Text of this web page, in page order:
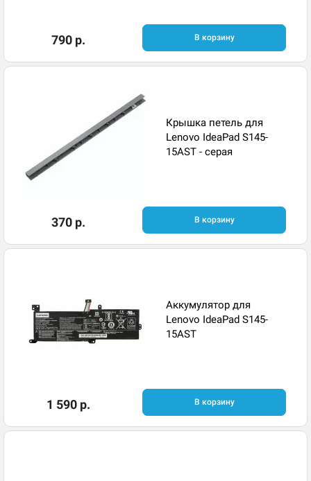
790 р. В корзину
Крышка петель для
Lenovo IdeaPad S145-
15AST - серая
370 р. В корзину
Аккумулятор для
Lenovo IdeaPad S145-
15AST
1 590 р. В корзину